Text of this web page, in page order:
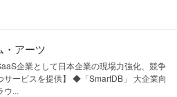
・アーツ
企業として日本企業の現場力強化、競争
サービスを提供】 ◆「SmartDB」 大企業向
ウ...